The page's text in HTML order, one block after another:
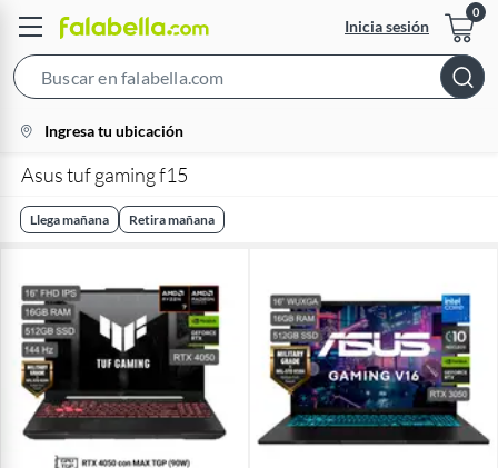
Inicia sesión
Bar
location-
icon
Ingresa tu ubicación
Asus tuf gaming f15
Llega mañana Retira mañana